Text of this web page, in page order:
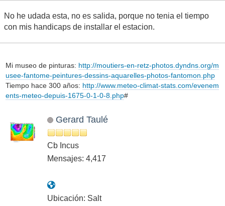
No he udada esta, no es salida, porque no tenia el tiempo
con mis handicaps de installar el estacion.
Mi museo de pinturas: http://moutiers-en-retz-photos.dyndns.org/m
usee-fantome-peintures-dessins-aquarelles-photos-fantomon.php
Tiempo hace 300 años: http://www.meteo-climat-stats.com/evenem
ents-meteo-depuis-1675-0-1-0-8.php#
Gerard Taulé
Cb Incus
Mensajes: 4,417
Ubicación: Salt